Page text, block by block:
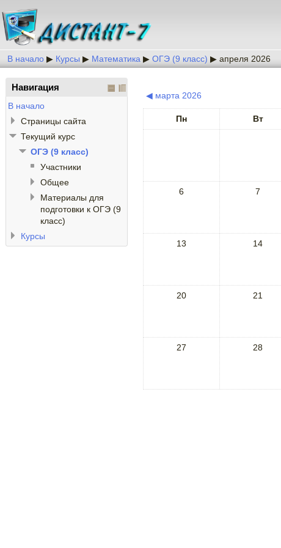
В начало ▶ Курсы ▶ Математика ▶ ОГЭ (9 класс) ▶ апреля 2026
◀ марта 2026
Пн Вт
6 7
13 14
20 21
27 28
Навигация
В начало
Страницы сайта
Текущий курс
ОГЭ (9 класс)
Участники
Общее
Материалы для
подготовки к ОГЭ (9
класс)
Курсы